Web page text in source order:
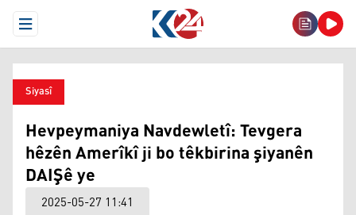
Open Menu
Siyasî
Hevpeymaniya Navdewletî: Tevgera
hêzên Amerîkî ji bo têkbirina şiyanên
DAIŞê ye
2025-05-27 11:41